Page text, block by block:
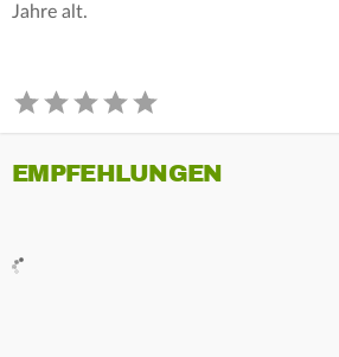
Jahre alt.
EMPFEHLUNGEN